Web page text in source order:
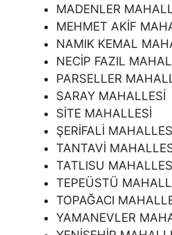
MADENLER
MEHMET AKİF
NAMIK KEMAL
NECİP FAZIL
PARSELLER
SARAY MAHALLESİ
SİTE MAHALLESİ
ŞERİFALİ
TANTAVİ
TATLISU
TEPEÜSTÜ
TOPAĞACI
YAMANEVLER